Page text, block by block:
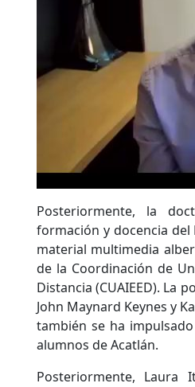
Posteriormente, la
formación y docencia del
material multimedia
de la Coordinación de
Distancia (CUAIEED). La
John Maynard Keynes y
también se ha impulsado
alumnos de Acatlán.
Posteriormente, Laura